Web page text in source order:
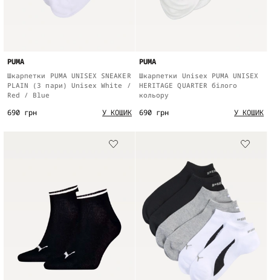
PUMA
Шкарпетки PUMA UNISEX SNEAKER
PLAIN (3 пари) Unisex White /
Red / Blue
690 грн У КОШИК
PUMA
Шкарпетки Unisex PUMA UNISEX
HERITAGE QUARTER білого
кольору
690 грн У КОШИК